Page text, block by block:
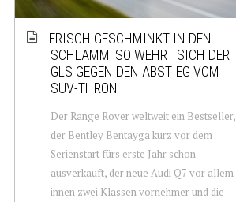
FRISCH GESCHMINKT IN DEN
SCHLAMM: SO WEHRT SICH DER
GLS GEGEN DEN ABSTIEG VOM
SUV-THRON
Der Range Rover weltweit ein Bestseller,
der Bentley Bentayga kurz vor dem
Serienstart fürs erste Jahr schon
ausverkauft, der neue Audi Q7 vor allem
innen zwei Klassen vornehmer und die